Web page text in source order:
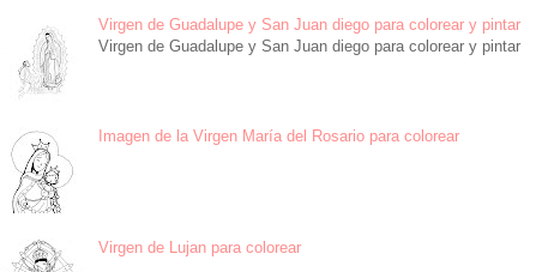
Virgen de Guadalupe y San Juan diego para colorear y pintar
Virgen de Guadalupe y San Juan diego para colorear y pintar
Imagen de la Virgen María del Rosario para colorear
Virgen de Lujan para colorear